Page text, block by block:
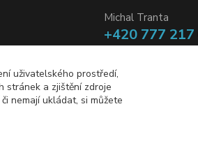
Michal Tranta
+420 777 217
uživatelského prostředí,
stránek a zjištění zdroje
nemají ukládat, si můžete